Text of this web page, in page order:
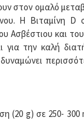
στον ομαλό
Η Βιταμίνη D
Ασβέστιου και
για την καλή
(20 g) σε 250-